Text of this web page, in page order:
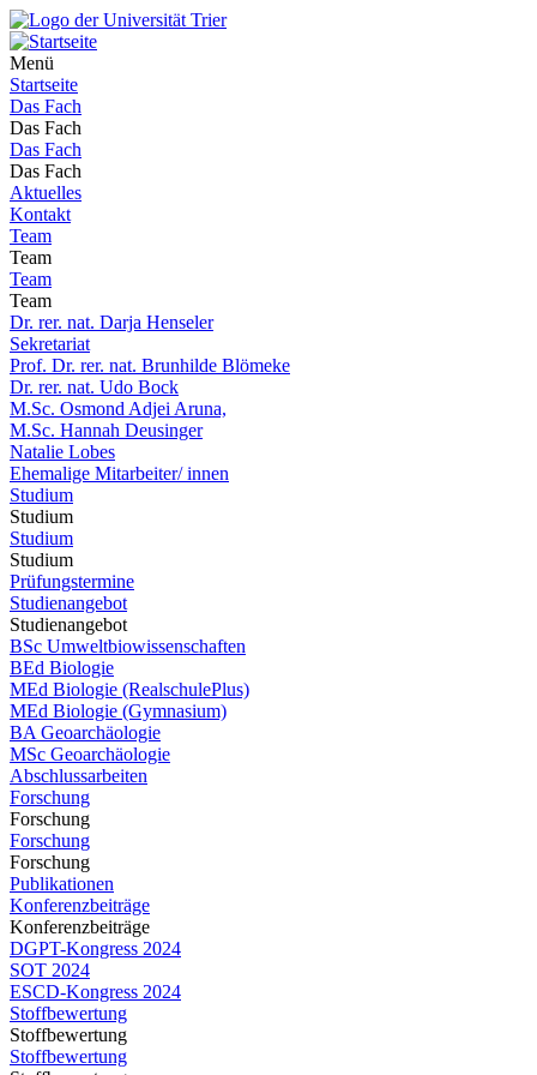
Menü
Startseite
Das Fach
Das Fach
Das Fach
Das Fach
Aktuelles
Kontakt
Team
Team
Team
Team
Dr. rer. nat. Darja Henseler
Sekretariat
Prof. Dr. rer. nat. Brunhilde Blömeke
Dr. rer. nat. Udo Bock
M.Sc. Osmond Adjei Aruna,
M.Sc. Hannah Deusinger
Natalie Lobes
Ehemalige Mitarbeiter/ innen
Studium
Studium
Studium
Studium
Prüfungstermine
Studienangebot
Studienangebot
BSc Umweltbiowissenschaften
BEd Biologie
MEd Biologie (RealschulePlus)
MEd Biologie (Gymnasium)
BA Geoarchäologie
MSc Geoarchäologie
Abschlussarbeiten
Forschung
Forschung
Forschung
Forschung
Publikationen
Konferenzbeiträge
Konferenzbeiträge
DGPT-Kongress 2024
SOT 2024
ESCD-Kongress 2024
Stoffbewertung
Stoffbewertung
Stoffbewertung